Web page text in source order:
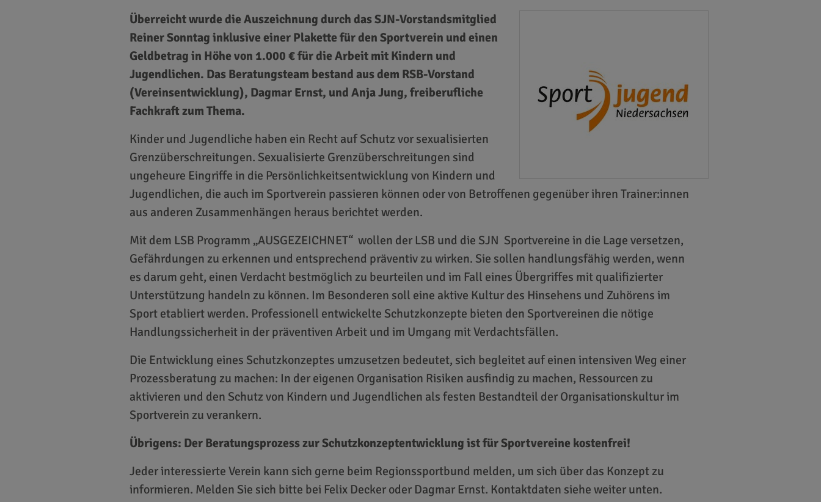
Überreicht wurde die Auszeichnung durch das SJN-Vorstandsmitglied
Reiner Sonntag inklusive einer Plakette für den Sportverein und einen
Geldbetrag in Höhe von 1.000 € für die Arbeit mit Kindern und
Jugendlichen. Das Beratungsteam bestand aus dem RSB-Vorstand
(Vereinsentwicklung), Dagmar Ernst, und Anja Jung, freiberufliche
Fachkraft zum Thema.
Kinder und Jugendliche haben ein Recht auf Schutz vor sexualisierten
Grenzüberschreitungen. Sexualisierte Grenzüberschreitungen sind
ungeheure Eingriffe in die Persönlichkeitsentwicklung von Kindern und
Jugendlichen, die auch im Sportverein passieren können oder von Betroffenen gegenüber ihren Trainer:innen
aus anderen Zusammenhängen heraus berichtet werden.
Mit dem LSB Programm „AUSGEZEICHNET“ wollen der LSB und die SJN Sportvereine in die Lage versetzen,
Gefährdungen zu erkennen und entsprechend präventiv zu wirken. Sie sollen handlungsfähig werden, wenn
es darum geht, einen Verdacht bestmöglich zu beurteilen und im Fall eines Übergriffes mit qualifizierter
Unterstützung handeln zu können. Im Besonderen soll eine aktive Kultur des Hinsehens und Zuhörens im
Sport etabliert werden. Professionell entwickelte Schutzkonzepte bieten den Sportvereinen die nötige
Handlungssicherheit in der präventiven Arbeit und im Umgang mit Verdachtsfällen.
Die Entwicklung eines Schutzkonzeptes umzusetzen bedeutet, sich begleitet auf einen intensiven Weg einer
Prozessberatung zu machen: In der eigenen Organisation Risiken ausfindig zu machen, Ressourcen zu
aktivieren und den Schutz von Kindern und Jugendlichen als festen Bestandteil der Organisationskultur im
Sportverein zu verankern.
Übrigens: Der Beratungsprozess zur Schutzkonzeptentwicklung ist für Sportvereine kostenfrei!
Jeder interessierte Verein kann sich gerne beim Regionssportbund melden, um sich über das Konzept zu
informieren. Melden Sie sich bitte bei Felix Decker oder Dagmar Ernst. Kontaktdaten siehe weiter unten.